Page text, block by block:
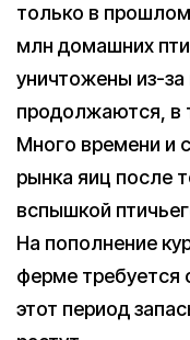
только в
млн домашних
уничтожены из-
продолжаются, в
Много времени и
рынка яиц после
вспышкой
На пополнение
ферме требуется
этот период